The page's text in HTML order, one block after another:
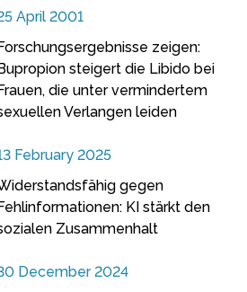
April 2001
zeigen:
steigert die Libido bei
die unter vermindertem
Verlangen leiden
February 2025
gegen
KI stärkt den
Zusammenhalt
December 2024